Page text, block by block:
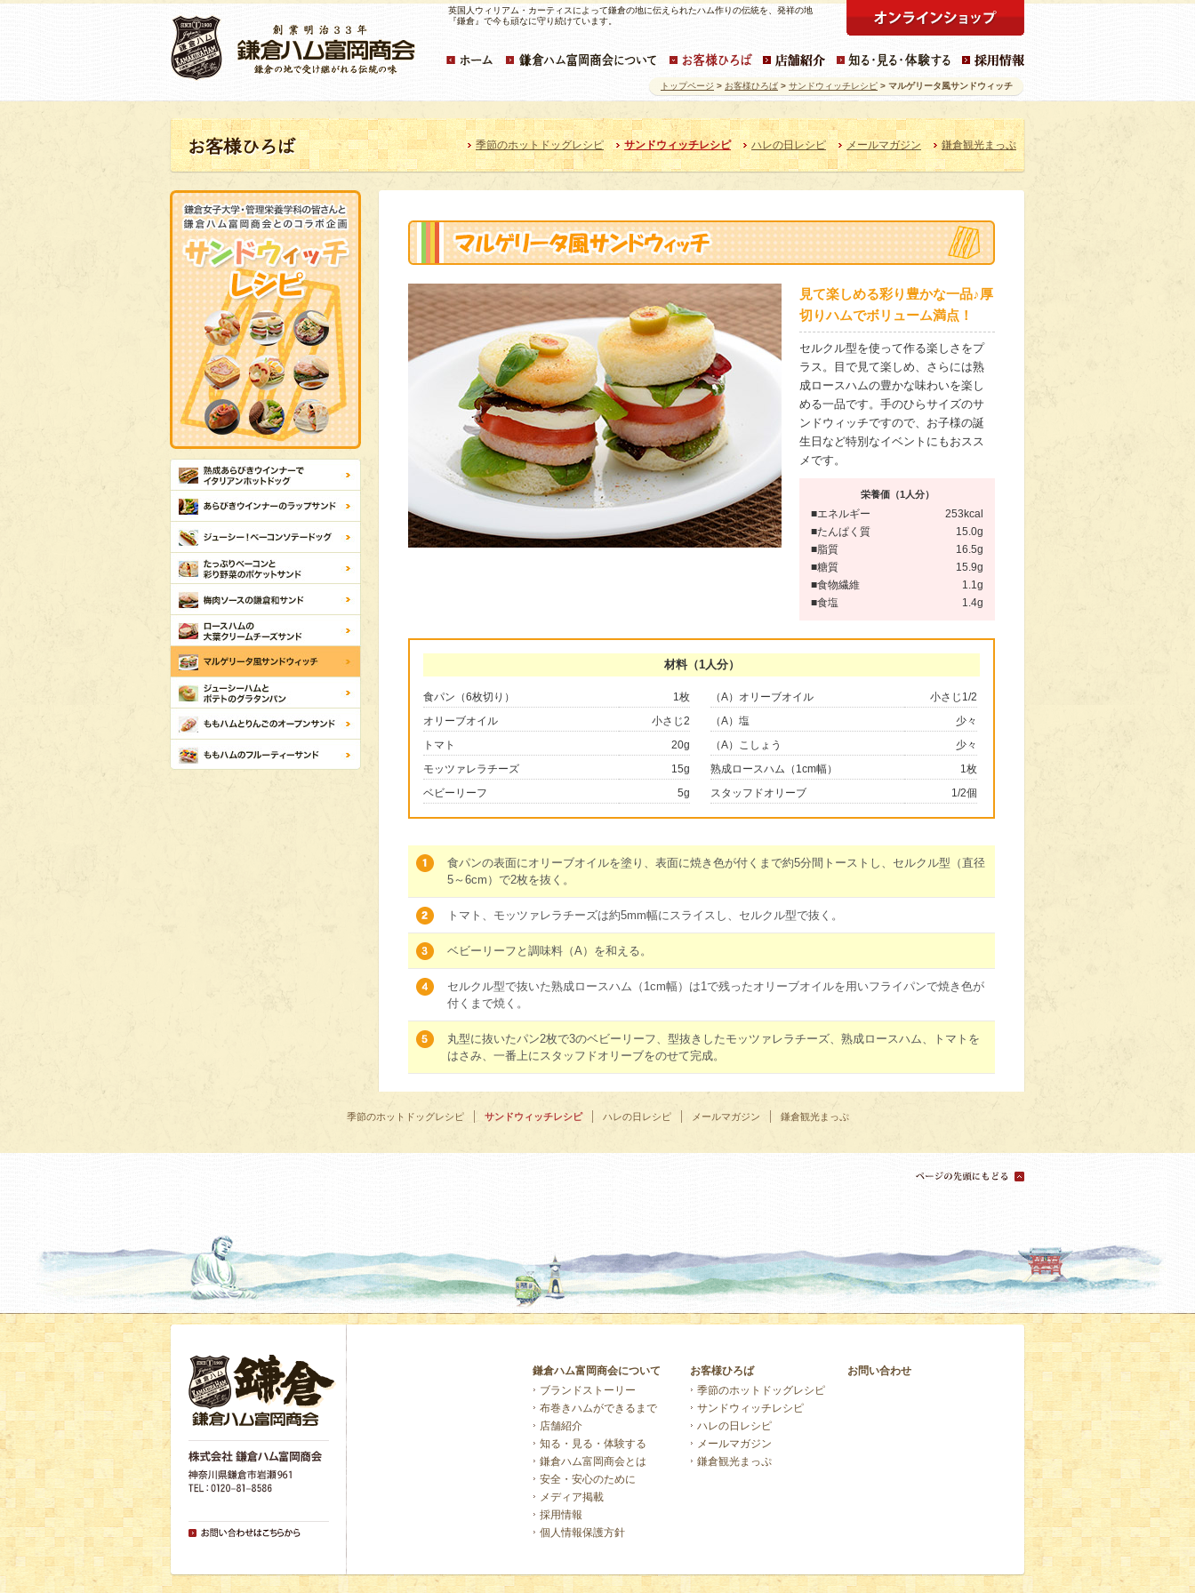
英国人ウィリアム・カーティスによって鎌倉の地に伝えられたハム作りの伝統を、発祥の地
『鎌倉』で今も頑なに守り続けています。
トップページ > お客様ひろば > サンドウィッチレシピ > マルゲリータ風サンドウィッチ
季節のホットドッグレシピ サンドウィッチレシピ ハレの日レシピ メールマガジン 鎌倉観光まっぷ
見て楽しめる彩り豊かな一品♪厚
切りハムでボリューム満点！
セルクル型を使って作る楽しさをプ
ラス。目で見て楽しめ、さらには熟
成ロースハムの豊かな味わいを楽し
める一品です。手のひらサイズのサ
ンドウィッチですので、お子様の誕
生日など特別なイベントにもおスス
メです。
栄養価（1人分）
■エネルギー
253kcal
■たんぱく質
15.0g
■脂質
16.5g
■糖質
15.9g
■食物繊維
1.1g
■食塩
1.4g
材料（1人分）
食パン（6枚切り）
1枚
オリーブオイル
小さじ2
トマト
20g
モッツァレラチーズ
15g
ベビーリーフ
5g
（A）オリーブオイル
小さじ1/2
（A）塩
少々
（A）こしょう
少々
熟成ロースハム（1cm幅）
1枚
スタッフドオリーブ
1/2個
食パンの表面にオリーブオイルを塗り、表面に焼き色が付くまで約5分間トーストし、セルクル型（直径
5～6cm）で2枚を抜く。
トマト、モッツァレラチーズは約5mm幅にスライスし、セルクル型で抜く。
ベビーリーフと調味料（A）を和える。
セルクル型で抜いた熟成ロースハム（1cm幅）は1で残ったオリーブオイルを用いフライパンで焼き色が
付くまで焼く。
丸型に抜いたパン2枚で3のベビーリーフ、型抜きしたモッツァレラチーズ、熟成ロースハム、トマトを
はさみ、一番上にスタッフドオリーブをのせて完成。
季節のホットドッグレシピ サンドウィッチレシピ ハレの日レシピ メールマガジン 鎌倉観光まっぷ
鎌倉ハム富岡商会について
ブランドストーリー
布巻きハムができるまで
店舗紹介
知る・見る・体験する
鎌倉ハム富岡商会とは
安全・安心のために
メディア掲載
採用情報
個人情報保護方針
お客様ひろば
季節のホットドッグレシピ
サンドウィッチレシピ
ハレの日レシピ
メールマガジン
鎌倉観光まっぷ
お問い合わせ